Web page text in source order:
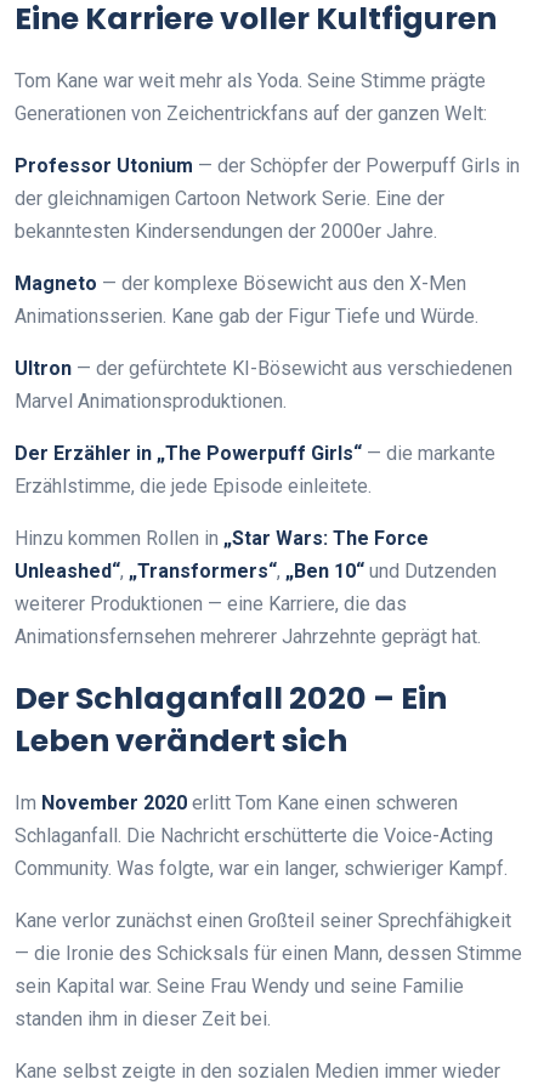
Eine Karriere voller Kultfiguren
Tom Kane war weit mehr als Yoda. Seine Stimme prägte
Generationen von Zeichentrickfans auf der ganzen Welt:
Professor Utonium — der Schöpfer der Powerpuff Girls in
der gleichnamigen Cartoon Network Serie. Eine der
bekanntesten Kindersendungen der 2000er Jahre.
Magneto — der komplexe Bösewicht aus den X-Men
Animationsserien. Kane gab der Figur Tiefe und Würde.
Ultron — der gefürchtete KI-Bösewicht aus verschiedenen
Marvel Animationsproduktionen.
Der Erzähler in „The Powerpuff Girls“ — die markante
Erzählstimme, die jede Episode einleitete.
Hinzu kommen Rollen in „Star Wars: The Force
Unleashed“, „Transformers“, „Ben 10“ und Dutzenden
weiterer Produktionen — eine Karriere, die das
Animationsfernsehen mehrerer Jahrzehnte geprägt hat.
Der Schlaganfall 2020 – Ein
Leben verändert sich
Im November 2020 erlitt Tom Kane einen schweren
Schlaganfall. Die Nachricht erschütterte die Voice-Acting
Community. Was folgte, war ein langer, schwieriger Kampf.
Kane verlor zunächst einen Großteil seiner Sprechfähigkeit
— die Ironie des Schicksals für einen Mann, dessen Stimme
sein Kapital war. Seine Frau Wendy und seine Familie
standen ihm in dieser Zeit bei.
Kane selbst zeigte in den sozialen Medien immer wieder